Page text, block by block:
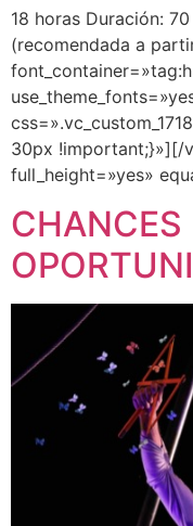
18 horas Duración:
(recomendada a
30px !important;}»][/
full_height=»yes»
CHANCES